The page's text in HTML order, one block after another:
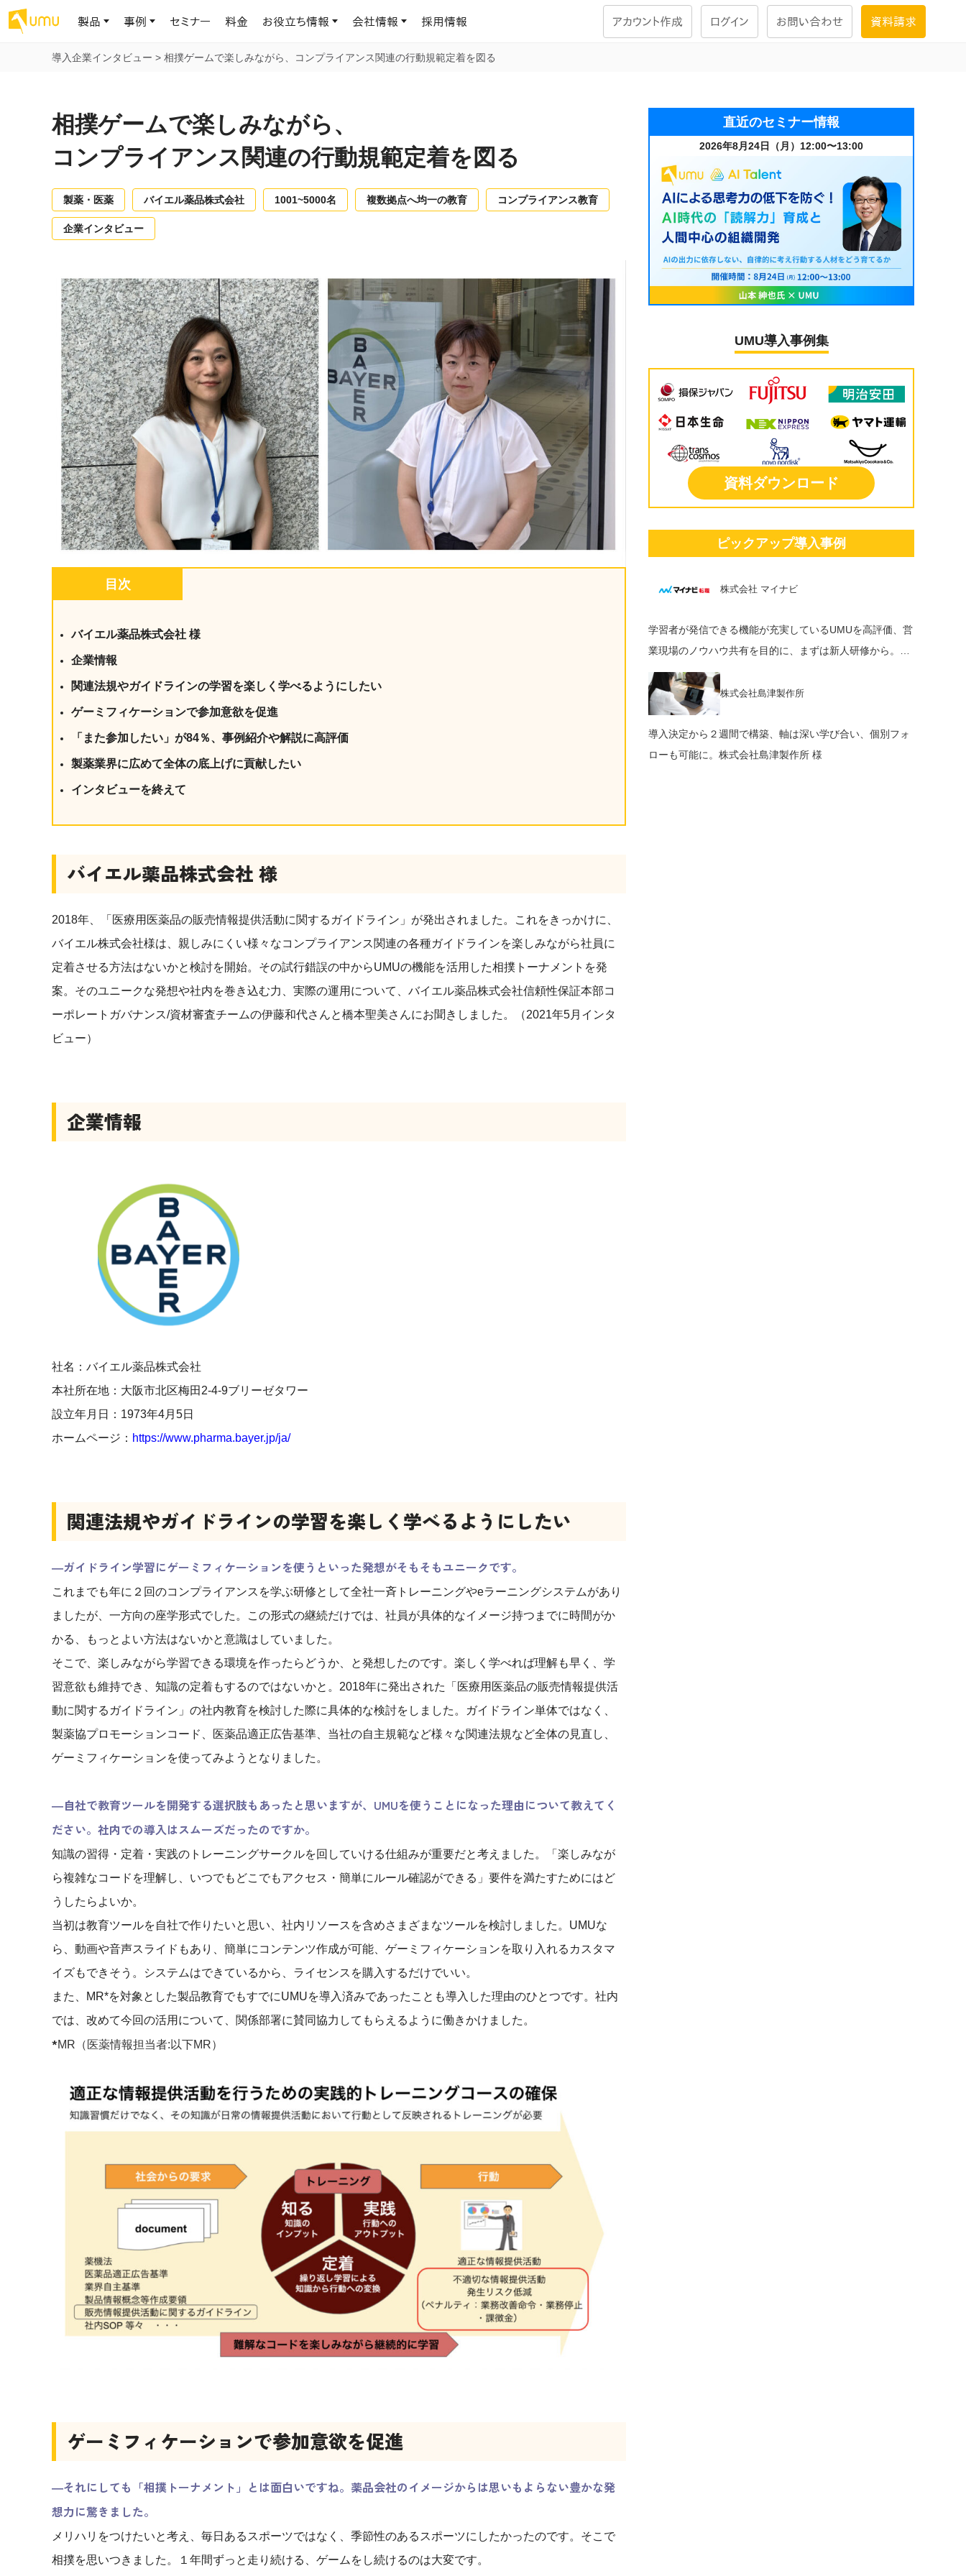
製品
AIリテラシーコース
大規模言語モデル時代のAIリテラ
シー養成オンラインコース
わずか1時間で、初学者から専門家
まで。AIを使いこなすプロンプトリテ
AIリテラシー アセスメント
企業のAIリテラシーを可視化し、組
織変革を推進する人材の発掘・育
成を支援
AI人材育成：次世代トップセー
ルス育成
営業担当者のAI活用力を高め、成
約率向上を実現
AI人材育成：ビジネスライティ
AI時代の全ビジネスパーソン必須
のコアスキル。 ドラフト作成を自動
化し、業務スピードを加速
断。 時間の管理からエネルギーの
AI人材育成：プロジェクトマネ
ジメント
戦略を立案。組織を巻き込み、成果
を出す推進力を養う
AI人材育成：HRエンパワーメ
人と向き合い、組織を変える戦略人
AIロープレ
学習の科学に基づくAIロープレで、
現場スキルを再現可能な組織成果
へ
Chatbot
AI マネジメント Dojo
AI部下との対話シミュレーションで
マネジメント課題を特定。個別フィ
ードバックでスキルを定着
uShow
製品紹介や営業トレーニングといっ
た、重要なビジネスプレゼンに最適
化されたPPTスピーチ練習
UMU AI課題
AIによる個別フィードバックで練習
の質を飛躍的に高め、スキルアップ
を実現
UMU AIビデオ
AIバーチャル講師の動画をワンクリ
スタント
スピーチやプレゼンに効果的なジェ
グ
あらゆる業務シナリオに最適化され
データセンター
OJTの教育と学習
ラーニングサークル
セキュリティー
学習ツール
大画面インタラクション
学習プログラム
事例
お客様の課題解決のプロセスと成果を、インタビュー記事でご紹介し
お客様の声
導入企業一覧
セミナー 料金 お役立ち情報
AI活用や人材育成に役立つ、課題解決のための資料を無料でご提
供します
お知らせ
けします
UMUコースマーケット
よくある質問
サービスのご利用方法や料金など、多く寄せられるご質問にお答えし
ます
会社情報
世界203カ国・国内28,000社以上の導入実績と基本情報
私たちについて
ミッション・ビジョン、社名に込められた想い
代表メッセージ
AI時代に、人間の可能性を拡張する。学びと人的資本の未来
代表と各分野の顧問・アドバイザーをご紹介
セキュリティ
ISO認証取得済み。最高水準のセキュリティ体制
採用情報 アカウント作成 ログイン お問い合わせ 資料請求
導入企業インタビュー > 相撲ゲームで楽しみながら、 コンプライアンス関連の行動規範定着を図る
相撲ゲームで楽しみながら、
コンプライアンス関連の行動規範定着を図る
製薬・医薬 バイエル薬品株式会社 1001~5000名 複数拠点へ均一の教育 コンプライアンス教育
企業インタビュー
目次
バイエル薬品株式会社 様
企業情報
関連法規やガイドラインの学習を楽しく学べるようにしたい
ゲーミフィケーションで参加意欲を促進
「また参加したい」が84％、事例紹介や解説に高評価
製薬業界に広めて全体の底上げに貢献したい
インタビューを終えて
バイエル薬品株式会社 様
2018年、「医療用医薬品の販売情報提供活動に関するガイドライン」が発出されました。これをきっかけに、
バイエル株式会社様は、親しみにくい様々なコンプライアンス関連の各種ガイドラインを楽しみながら社員に
定着させる方法はないかと検討を開始。その試行錯誤の中からUMUの機能を活用した相撲トーナメントを発
案。そのユニークな発想や社内を巻き込む力、実際の運用について、バイエル薬品株式会社信頼性保証本部コ
ーポレートガバナンス/資材審査チームの伊藤和代さんと橋本聖美さんにお聞きしました。（2021年5月インタ
ビュー）
企業情報
社名：バイエル薬品株式会社
本社所在地：大阪市北区梅田2-4-9ブリーゼタワー
設立年月日：1973年4月5日
ホームページ： https://www.pharma.bayer.jp/ja/
関連法規やガイドラインの学習を楽しく学べるようにしたい
―ガイドライン学習にゲーミフィケーションを使うといった発想がそもそもユニークです。
これまでも年に２回のコンプライアンスを学ぶ研修として全社一斉トレーニングやeラーニングシステムがあり
ましたが、一方向の座学形式でした。この形式の継続だけでは、社員が具体的なイメージ持つまでに時間がか
かる、もっとよい方法はないかと意識はしていました。
そこで、楽しみながら学習できる環境を作ったらどうか、と発想したのです。楽しく学べれば理解も早く、学
習意欲も維持でき、知識の定着もするのではないかと。2018年に発出された「医療用医薬品の販売情報提供活
動に関するガイドライン」の社内教育を検討した際に具体的な検討をしました。ガイドライン単体ではなく、
製薬協プロモーションコード、医薬品適正広告基準、当社の自主規範など様々な関連法規など全体の見直し、
ゲーミフィケーションを使ってみようとなりました。
―自社で教育ツールを開発する選択肢もあったと思いますが、UMUを使うことになった理由について教えてく
ださい。社内での導入はスムーズだったのですか。
知識の習得・定着・実践のトレーニングサークルを回していける仕組みが重要だと考えました。「楽しみなが
ら複雑なコードを理解し、いつでもどこでもアクセス・簡単にルール確認ができる」要件を満たすためにはど
うしたらよいか。
当初は教育ツールを自社で作りたいと思い、社内リソースを含めさまざまなツールを検討しました。UMUな
ら、動画や音声スライドもあり、簡単にコンテンツ作成が可能、ゲーミフィケーションを取り入れるカスタマ
イズもできそう。システムはできているから、ライセンスを購入するだけでいい。
また、MR*を対象とした製品教育でもすでにUMUを導入済みであったことも導入した理由のひとつです。社内
では、改めて今回の活用について、関係部署に賛同協力してもらえるように働きかけました。
*MR（医薬情報担当者:以下MR）
ゲーミフィケーションで参加意欲を促進
―それにしても「相撲トーナメント」とは面白いですね。薬品会社のイメージからは思いもよらない豊かな発
想力に驚きました。
メリハリをつけたいと考え、毎日あるスポーツではなく、季節性のあるスポーツにしたかったのです。そこで
相撲を思いつきました。１年間ずっと走り続ける、ゲームをし続けるのは大変です。
直近のセミナー情報
2026年8月24日（月）12:00〜13:00
UMU導入事例集
資料ダウンロード
ピックアップ導入事例
株式会社 マイナビ
学習者が発信できる機能が充実しているUMUを高評価、営
業現場のノウハウ共有を目的に、まずは新人研修から。株
式会社 マイナビ 様
株式会社島津製作所
導入決定から２週間で構築、軸は深い学び合い、個別フォ
ローも可能に。株式会社島津製作所 様